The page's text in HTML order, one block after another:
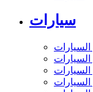
سيارات
السيارات
السيارات